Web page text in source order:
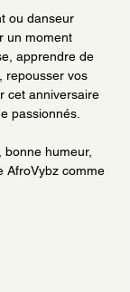
ou danseur
un moment
apprendre de
repousser vos
cet anniversaire
passionnés.
humeur,
AfroVybz comme